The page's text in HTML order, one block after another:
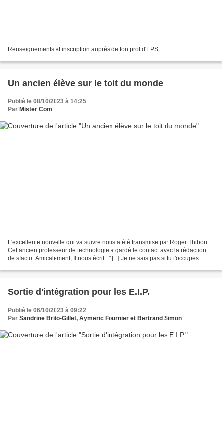
Renseignements et inscription auprès de ton prof d'EPS...
Un ancien élève sur le toit du monde
Publié le 08/10/2023 à 14:25
Par Mister Com
L'excellente nouvelle qui va suivre nous a été transmise par Roger Thibon.
Cet ancien professeur de technologie a gardé le contact avec la rédaction
de sfactu. Amicalement, Il nous écrit : " [...] Je ne sais pas si tu t'occupes
Sortie d'intégration pour les E.I.P.
Publié le 06/10/2023 à 09:22
Par Sandrine Brito-Gillet, Aymeric Fournier et Bertrand Simon